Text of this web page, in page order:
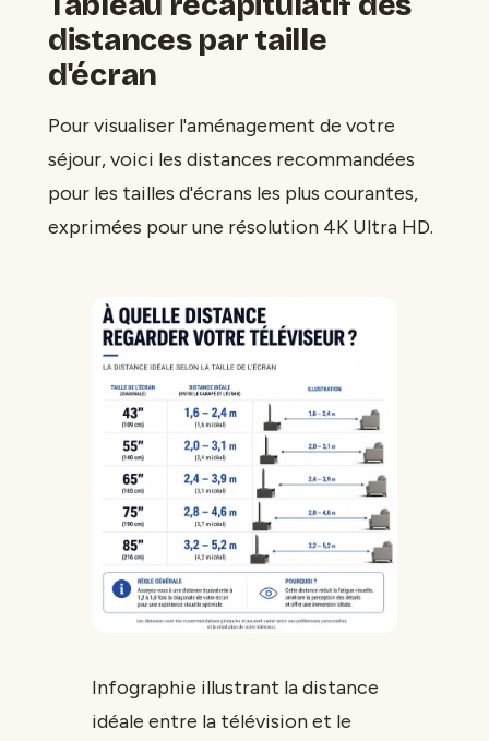
distances par taille
d'écran
Pour visualiser l'aménagement de votre
séjour, voici les distances recommandées
pour les tailles d'écrans les plus courantes,
exprimées pour une résolution 4K Ultra HD.
Infographie illustrant la distance
idéale entre la télévision et le